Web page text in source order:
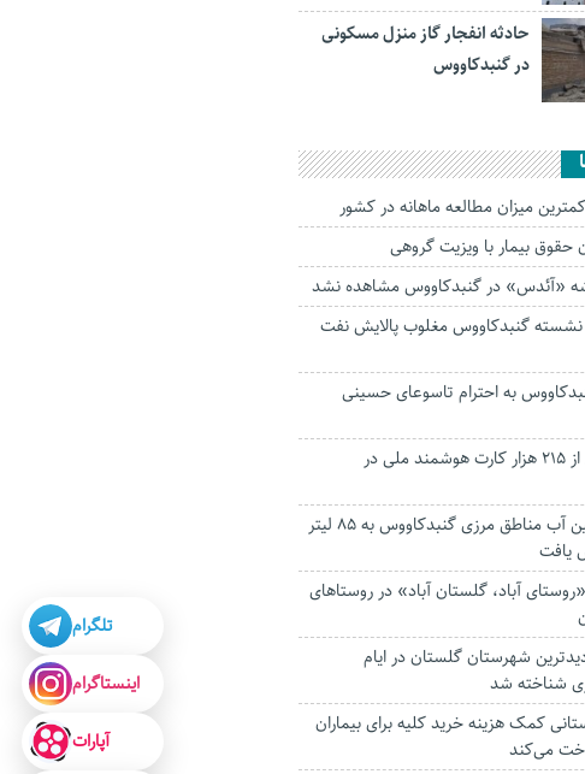
حادثه انفجار گاز منزل مسکونی
در گنبدکاووس
میزان مطالعه ماهانه در کشور
حقوق بیمار با ویزیت گروهی
«آئدس» در گنبدکاووس مشاهده نشد
نشسته گنبدکاووس مغلوب پالایش نفت
به احترام تاسوعای حسینی
صدور بیش از ۲۱۵ هزار کارت هوشمند ملی در
ظرفیت تامین آب مناطق مرزی گنبدکاووس به ۸۵ لیتر
یافت
آباد، گلستان آباد» در روستاهای
شهرستان گلستان در ایام
شناخته شد
کمک هزینه خرید کلیه برای بیماران
می‌کند
تلگرام
اینستاگرام
آپارات